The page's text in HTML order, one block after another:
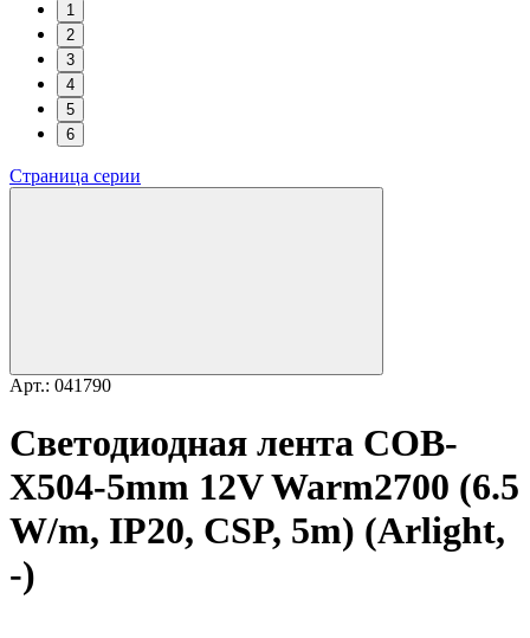
1
2
3
4
5
6
Страница серии
Арт.: 041790
Светодиодная лента COB-
X504-5mm 12V Warm2700 (6.5
W/m, IP20, CSP, 5m) (Arlight,
-)